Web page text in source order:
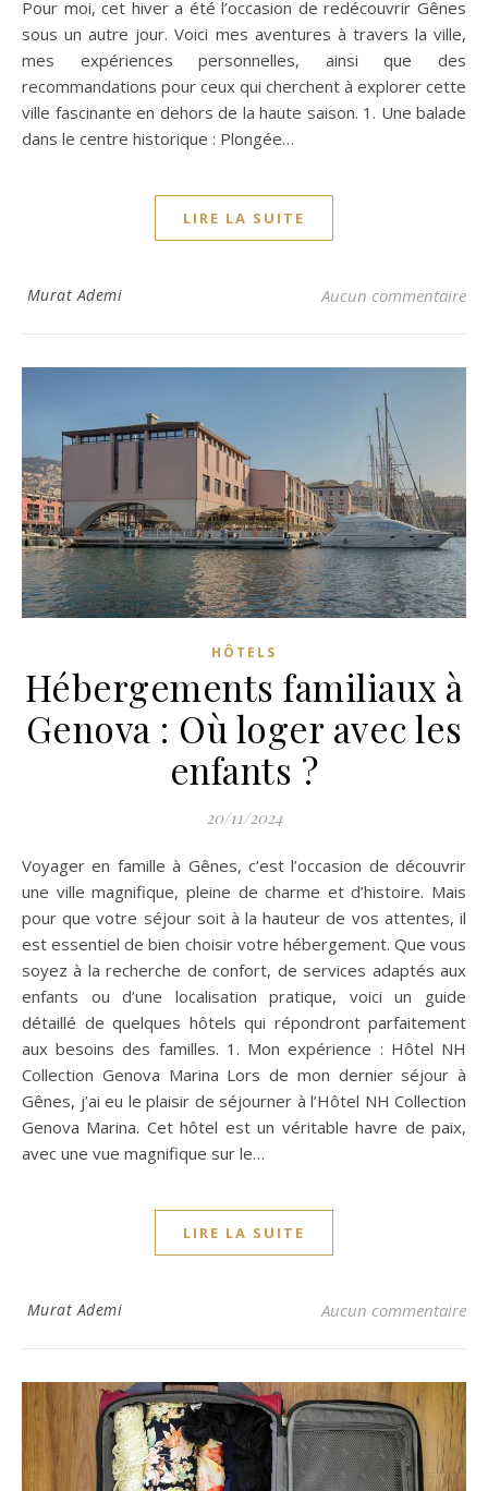
Pour moi, cet hiver a été l’occasion de redécouvrir Gênes
sous un autre jour. Voici mes aventures à travers la ville,
mes expériences personnelles, ainsi que des
recommandations pour ceux qui cherchent à explorer cette
ville fascinante en dehors de la haute saison. 1. Une balade
dans le centre historique : Plongée…
LIRE LA SUITE
Murat Ademi Aucun commentaire
HÔTELS
Hébergements familiaux à
Genova : Où loger avec les
enfants ?
20/11/2024
Voyager en famille à Gênes, c’est l’occasion de découvrir
une ville magnifique, pleine de charme et d’histoire. Mais
pour que votre séjour soit à la hauteur de vos attentes, il
est essentiel de bien choisir votre hébergement. Que vous
soyez à la recherche de confort, de services adaptés aux
enfants ou d’une localisation pratique, voici un guide
détaillé de quelques hôtels qui répondront parfaitement
aux besoins des familles. 1. Mon expérience : Hôtel NH
Collection Genova Marina Lors de mon dernier séjour à
Gênes, j’ai eu le plaisir de séjourner à l’Hôtel NH Collection
Genova Marina. Cet hôtel est un véritable havre de paix,
avec une vue magnifique sur le…
LIRE LA SUITE
Murat Ademi Aucun commentaire